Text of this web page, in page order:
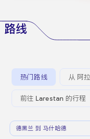
路线
热门路线 从 阿
前往 Larestan 的行程
德黑兰 到 马什哈德